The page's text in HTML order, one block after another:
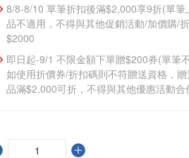
8/8-8/10 單筆折扣後滿$2,000享9折(單
品不適用，不得與其他促銷活動/加價購/
$2000
即日起-9/1 不限金額下單贈$200券(單筆
如使用折價券/折扣碼則不符贈送資格，
品滿$2,000可折，不得與其他優惠活動合